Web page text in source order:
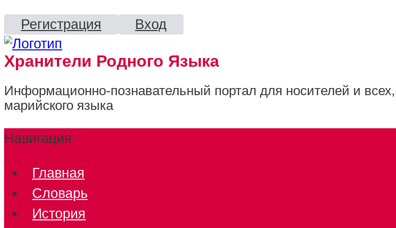
Регистрация Вход
Хранители Родного Языка
Информационно-познавательный портал для носителей и
марийского языка
Навигация
Главная
Словарь
История